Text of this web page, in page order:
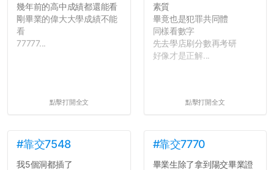
幾年前的高中成績都還能看
剛畢業的偉大大學成績不能
看
77777...
點擊打開全文
素質
畢竟也是犯罪共同體
同樣看數字
先去學店刷分數再考研
好像才是正解...
點擊打開全文
#靠交7548
我5個洞都插了
#靠交7770
畢業生除了拿到陽交畢業證